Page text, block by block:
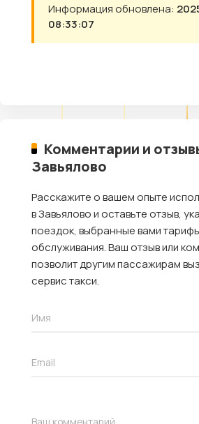
Информация обновлена:
08:33:07
Комментарии и
Завьялово
Расскажите о вашем опыте
в Завьялово и оставьте отзыв,
поездок, выбранные вами
обслуживания. Ваш отзыв или
позволит другим пассажирам
сервис такси.